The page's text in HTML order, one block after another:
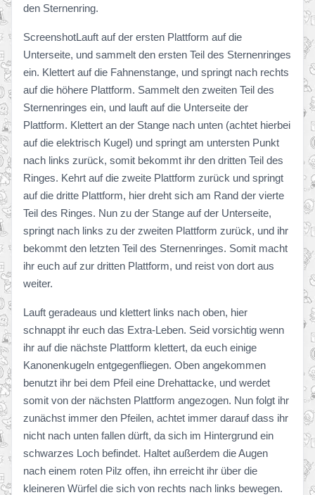
den Sternenring.
ScreenshotLauft auf der ersten Plattform auf die
Unterseite, und sammelt den ersten Teil des Sternenringes
ein. Klettert auf die Fahnenstange, und springt nach rechts
auf die höhere Plattform. Sammelt den zweiten Teil des
Sternenringes ein, und lauft auf die Unterseite der
Plattform. Klettert an der Stange nach unten (achtet hierbei
auf die elektrisch Kugel) und springt am untersten Punkt
nach links zurück, somit bekommt ihr den dritten Teil des
Ringes. Kehrt auf die zweite Plattform zurück und springt
auf die dritte Plattform, hier dreht sich am Rand der vierte
Teil des Ringes. Nun zu der Stange auf der Unterseite,
springt nach links zu der zweiten Plattform zurück, und ihr
bekommt den letzten Teil des Sternenringes. Somit macht
ihr euch auf zur dritten Plattform, und reist von dort aus
weiter.
Lauft geradeaus und klettert links nach oben, hier
schnappt ihr euch das Extra-Leben. Seid vorsichtig wenn
ihr auf die nächste Plattform klettert, da euch einige
Kanonenkugeln entgegenfliegen. Oben angekommen
benutzt ihr bei dem Pfeil eine Drehattacke, und werdet
somit von der nächsten Plattform angezogen. Nun folgt ihr
zunächst immer den Pfeilen, achtet immer darauf dass ihr
nicht nach unten fallen dürft, da sich im Hintergrund ein
schwarzes Loch befindet. Haltet außerdem die Augen
nach einem roten Pilz offen, ihn erreicht ihr über die
kleineren Würfel die sich von rechts nach links bewegen.